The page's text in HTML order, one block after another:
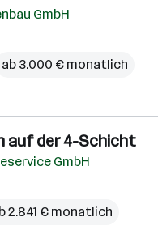
GmbH
ab 3.000 € monatlich
auf der 4-Schicht
GmbH
2.841 € monatlich